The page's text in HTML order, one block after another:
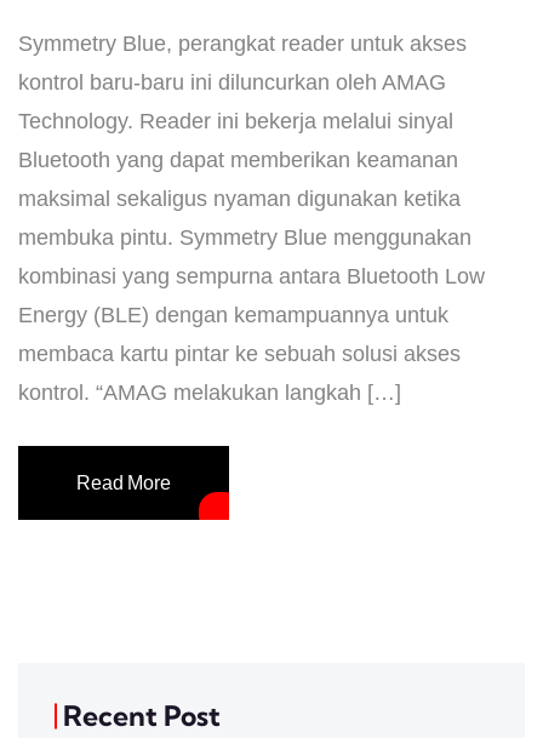
Symmetry Blue, perangkat reader untuk akses
kontrol baru-baru ini diluncurkan oleh AMAG
Technology. Reader ini bekerja melalui sinyal
Bluetooth yang dapat memberikan keamanan
maksimal sekaligus nyaman digunakan ketika
membuka pintu. Symmetry Blue menggunakan
kombinasi yang sempurna antara Bluetooth Low
Energy (BLE) dengan kemampuannya untuk
membaca kartu pintar ke sebuah solusi akses
kontrol. “AMAG melakukan langkah […]
Read More
Recent Post